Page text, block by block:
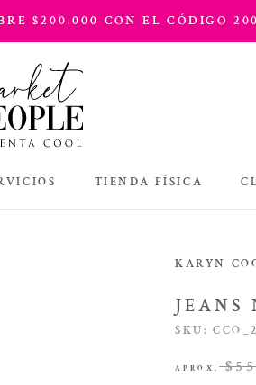
$200.000 CON EL CÓDIGO
TIENDA FÍSICA
KARYN
JEANS
SKU:
APROX.